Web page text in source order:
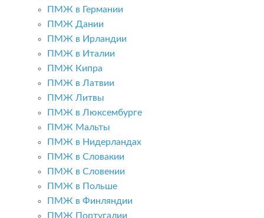
ПМЖ в Германии
ПМЖ Дании
ПМЖ в Ирландии
ПМЖ в Италии
ПМЖ Кипра
ПМЖ в Латвии
ПМЖ Литвы
ПМЖ в Люксембурге
ПМЖ Мальты
ПМЖ в Нидерландах
ПМЖ в Словакии
ПМЖ в Словении
ПМЖ в Польше
ПМЖ в Финляндии
ПМЖ Португалии